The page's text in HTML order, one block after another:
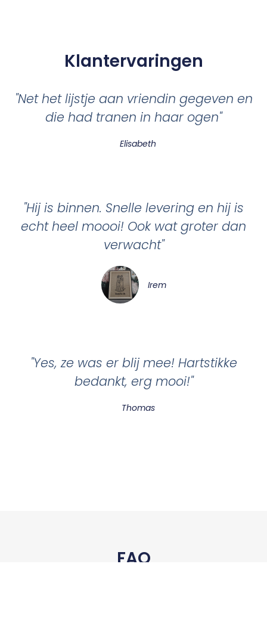
Klantervaringen
"Net het lijstje aan vriendin gegeven en
die had tranen in haar ogen"
Elisabeth
"Hij is binnen. Snelle levering en hij is
echt heel moooi! Ook wat groter dan
verwacht"
Irem
"Yes, ze was er blij mee! Hartstikke
bedankt, erg mooi!"
Thomas
FAQ